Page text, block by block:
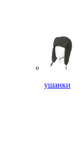
ушанки